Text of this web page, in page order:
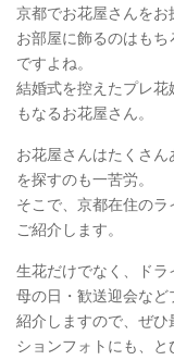
京都でお花屋さんをお
お部屋に飾るのはも
ですよね。
結婚式を控えたプレ花
もなるお花屋さん。
お花屋さんはたくさ
を探すのも一苦労。
そこで、京都在住の
ご紹介します。
生花だけでなく、ドラ
母の日・歓送迎会な
紹介しますので、ぜ
ションフォトにも、